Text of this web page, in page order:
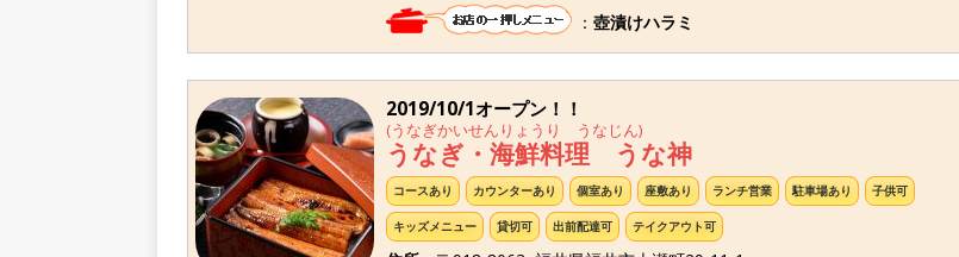
： 壺漬けハラミ
2019/10/1オープン！！
(うなぎかいせんりょうり うなじん)
うなぎ・海鮮料理 うな神
コースあり カウンターあり 個室あり 座敷あり ランチ営業 駐車場あり 子供可
キッズメニュー 貸切可 出前配達可 テイクアウト可